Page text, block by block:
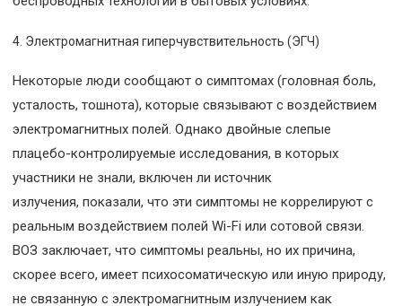
Электромагнитная гиперчувствительность (ЭГЧ)
Некоторые люди сообщают о симптомах (головная боль,
усталость, тошнота), которые связывают с воздействием
электромагнитных полей. Однако двойные слепые
плацебо-контролируемые исследования, в которых
участники не знали, включен ли источник
излучения, показали, что эти симптомы не коррелируют с
реальным воздействием полей Wi-Fi или сотовой связи.
ВОЗ заключает, что симптомы реальны, но их причина,
скорее всего, имеет психосоматическую или иную природу,
не связанную с электромагнитным излучением как